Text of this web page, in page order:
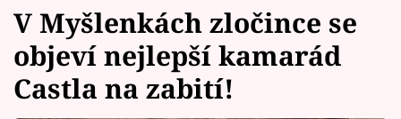
Témata
Celebrity
V Myšlenkách zločince se
objeví nejlepší kamarád
Castla na zabití!